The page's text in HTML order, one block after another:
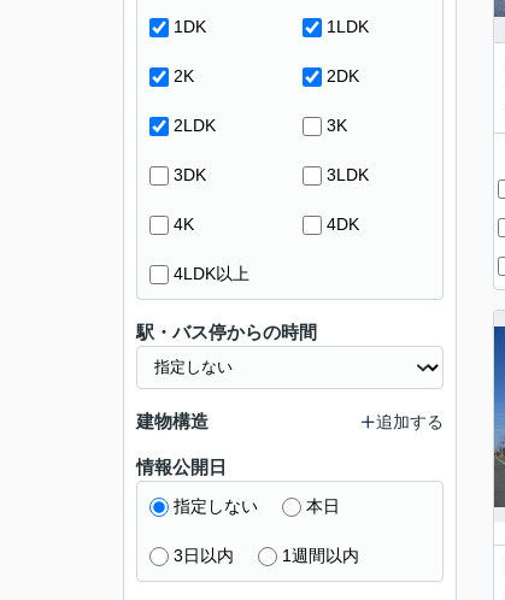
1DK 1LDK
2K 2DK
2LDK 3K
3DK 3LDK
4K 4DK
4LDK以上
駅・バス停からの時間
建物構造 追加する
情報公開日
指定しない 本日
3日以内 1週間以内